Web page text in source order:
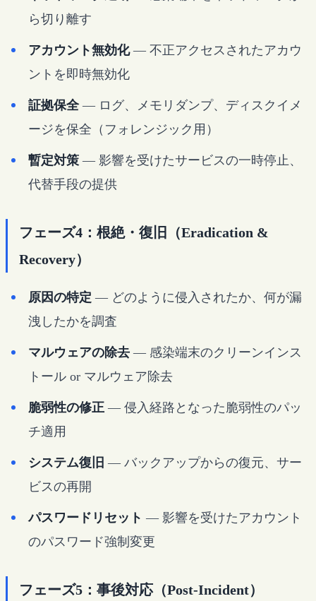
ら切り離す
アカウント無効化— 不正アクセスされたアカウ
ントを即時無効化
証拠保全— ログ、メモリダンプ、ディスクイメ
ージを保全（フォレンジック用）
暫定対策 — 影響を受けたサービスの一時停止、
代替手段の提供
フェーズ4：根絶・復旧（Eradication &
Recovery）
原因の特定 — どのように侵入されたか、何が漏
洩したかを調査
マルウェアの除去 — 感染端末のクリーンインス
トール or マルウェア除去
脆弱性の修正 — 侵入経路となった脆弱性のパッ
チ適用
システム復旧 — バックアップからの復元、サー
ビスの再開
パスワードリセット — 影響を受けたアカウント
のパスワード強制変更
フェーズ5：事後対応（Post-Incident）